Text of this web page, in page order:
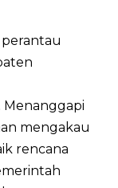
Menanggapi
mengakau
rencana